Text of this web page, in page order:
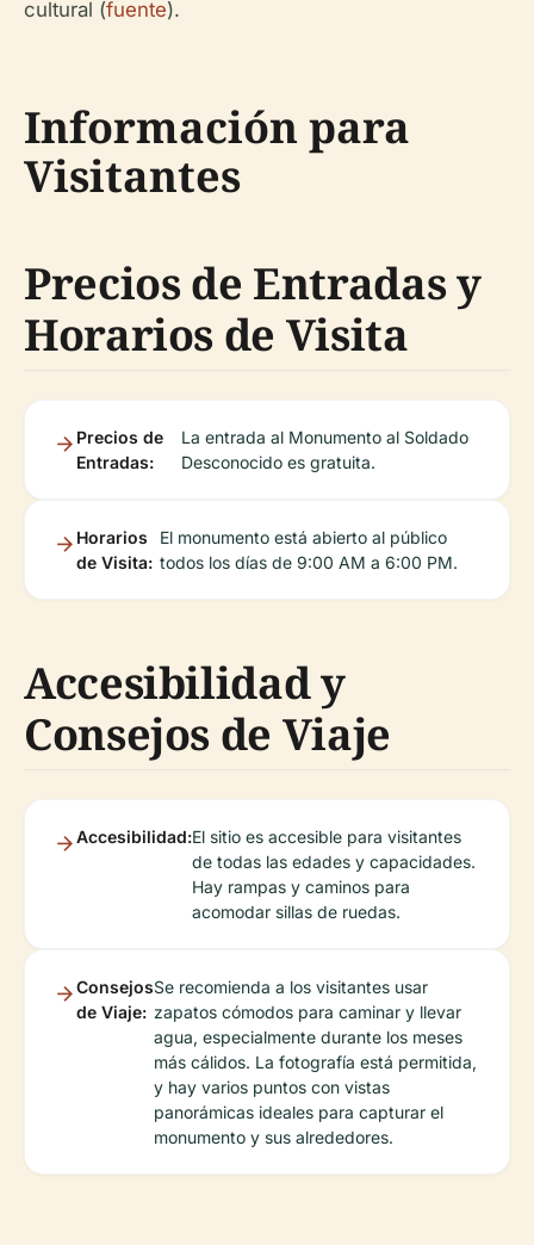
cultural (fuente).
Información para
Visitantes
Precios de Entradas y
Horarios de Visita
Precios de
Entradas:
La entrada al Monumento al Soldado
Desconocido es gratuita.
Horarios
de Visita:
El monumento está abierto al público
todos los días de 9:00 AM a 6:00 PM.
Accesibilidad y
Consejos de Viaje
Accesibilidad:El sitio es accesible para visitantes
de todas las edades y capacidades.
Hay rampas y caminos para
acomodar sillas de ruedas.
Consejos
de Viaje:
Se recomienda a los visitantes usar
zapatos cómodos para caminar y llevar
agua, especialmente durante los meses
más cálidos. La fotografía está permitida,
y hay varios puntos con vistas
panorámicas ideales para capturar el
monumento y sus alrededores.